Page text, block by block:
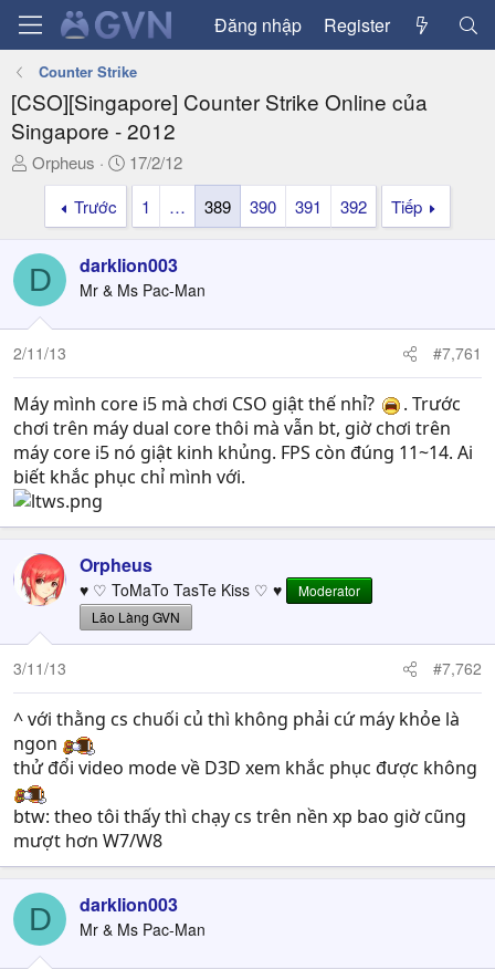
Đăng nhập Register
Counter Strike
[CSO][Singapore] Counter Strike Online của
Singapore - 2012
T
a
d
s
t
a
t
e
r
Orpheus
N
g
y
ử
i
17/2/12
Trước
1 … 389 390 391 392 Tiếp
D darklion003
Mr & Ms Pac-Man
2/11/13 #7,761
Máy mình core i5 mà chơi CSO giật thế nhỉ?
. Trước
chơi trên máy dual core thôi mà vẫn bt, giờ chơi trên
máy core i5 nó giật kinh khủng. FPS còn đúng 11~14. Ai
biết khắc phục chỉ mình với.
Orpheus
♥ ♡ ToMaTo TasTe Kiss ♡ ♥
Moderator
Lão Làng GVN
3/11/13 #7,762
^ với thằng cs chuối củ thì không phải cứ máy khỏe là
ngon
thử đổi video mode về D3D xem khắc phục được không
btw: theo tôi thấy thì chạy cs trên nền xp bao giờ cũng
mượt hơn W7/W8
D darklion003
Mr & Ms Pac-Man